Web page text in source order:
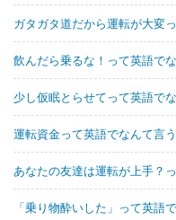
ガタガタ道だから運転が大変
飲んだら乗るな！って英語で
少し仮眠とらせてって英語で
運転資金って英語でなんて言
あなたの友達は運転が上手？
「乗り物酔いした」って英語